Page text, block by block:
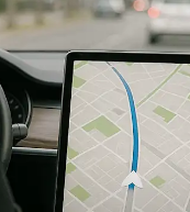
En savoirplus